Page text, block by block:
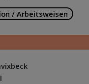
/ Arbeitsweisen